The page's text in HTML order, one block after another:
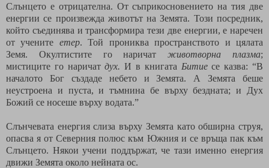
Слънцето е отрицателна. От съприкосновението на тия две
енергии се произвежда животът на Земята. Този посредник,
който съединява и трансформира тези две енергии, е наречен
от учените етер. Той прониква пространството и цялата
Земя. Окултистите го наричатживотворна плазма;
мистиците го наричатдух. И в книгата Битиесе казва: “В
началото Бог създаде небето и Земята. А Земята беше
неустроена и пуста, и тъмнина бе върху бездната; и Дух
Божий се носеше върху водата.”
Слънчевата енергия слиза върху Земята като обширна струя,
опасва я от Северния полюс към Южния и се връща пак към
Слънцето. Някои учени поддържат, че тази именно енергия
движи Земята около нейната ос.